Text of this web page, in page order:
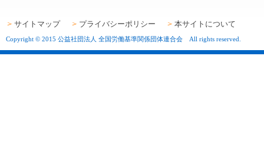
サイトマップ プライバシーポリシー 本サイトについて
Copyright © 2015 公益社団法人 全国労働基準関係団体連合会 All rights reserved.